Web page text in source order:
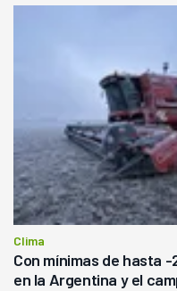
Clima
Con mínimas de hasta
en la Argentina y el